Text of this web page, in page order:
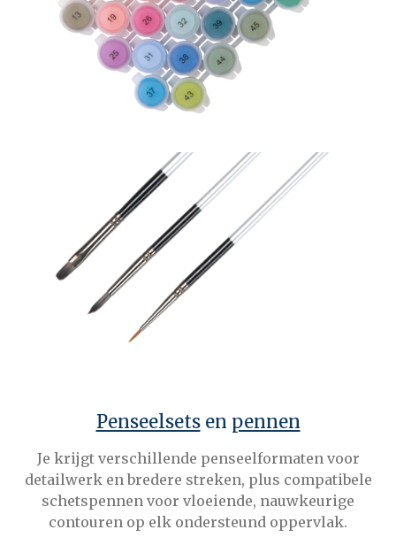
Penseelsetsen pennen
Je krijgt verschillende penseelformaten voor
detailwerk en bredere streken, plus compatibele
schetspennen voor vloeiende, nauwkeurige
contouren op elk ondersteund oppervlak.